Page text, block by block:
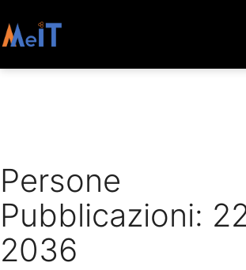
to
content
Persone
Pubblicazioni:
2036